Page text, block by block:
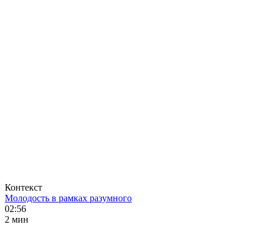
Контекст
Молодость в рамках разумного
02:56
2 мин